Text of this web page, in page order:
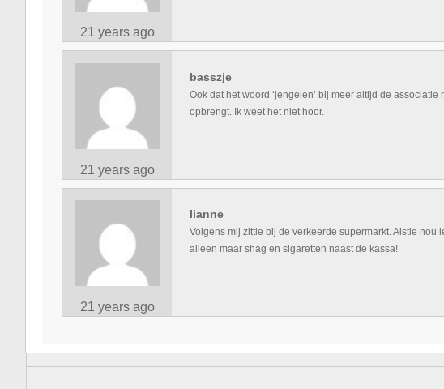
21 years ago
21 years ago
basszje
Ook dat het woord ‘jengelen’ bij meer altijd de associatie
opbrengt. Ik weet het niet hoor.
21 years ago
lianne
Volgens mij zittie bij de verkeerde supermarkt. Alstie nou
alleen maar shag en sigaretten naast de kassa!